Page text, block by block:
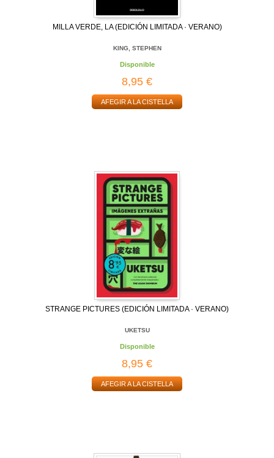
MILLA VERDE, LA (EDICIÓN LIMITADA · VERANO)
KING, STEPHEN
Disponible
8,95 €
AFEGIR A LA CISTELLA
STRANGE PICTURES (EDICIÓN LIMITADA · VERANO)
UKETSU
Disponible
8,95 €
AFEGIR A LA CISTELLA